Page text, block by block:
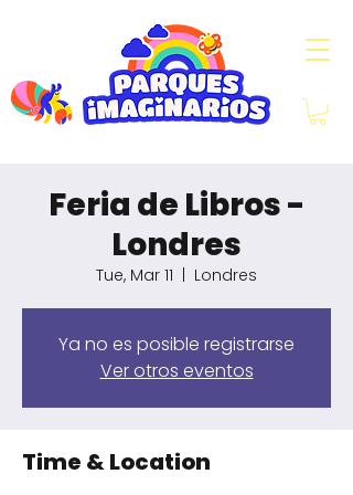
Feria de Libros -
Londres
Tue, Mar 11
  |
Londres
Ya no es posible registrarse
Ver otros eventos
Time & Location